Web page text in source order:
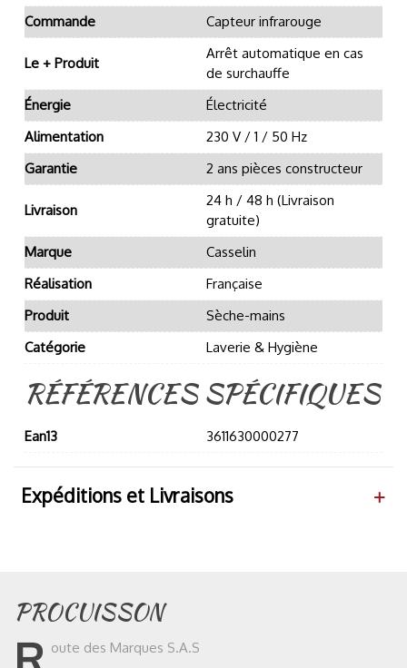
Commande
Capteur infrarouge
Le + Produit
Arrêt automatique en cas
de surchauffe
Énergie
Électricité
Alimentation
230 V / 1 / 50 Hz
Garantie
2 ans pièces constructeur
Livraison
24 h / 48 h (Livraison
gratuite)
Marque
Casselin
Réalisation
Française
Produit
Sèche-mains
Catégorie
Laverie & Hygiène
RÉFÉRENCES SPÉCIFIQUES
Ean13 3611630000277
Expéditions et Livraisons
PROCUISSON
oute des Marques S.A.S